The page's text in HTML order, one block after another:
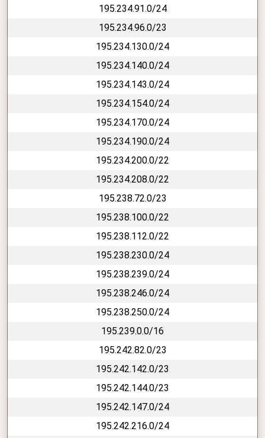
195.234.91.0/24
195.234.96.0/23
195.234.130.0/24
195.234.140.0/24
195.234.143.0/24
195.234.154.0/24
195.234.170.0/24
195.234.190.0/24
195.234.200.0/22
195.234.208.0/22
195.238.72.0/23
195.238.100.0/22
195.238.112.0/22
195.238.230.0/24
195.238.239.0/24
195.238.246.0/24
195.238.250.0/24
195.239.0.0/16
195.242.82.0/23
195.242.142.0/23
195.242.144.0/23
195.242.147.0/24
195.242.216.0/24